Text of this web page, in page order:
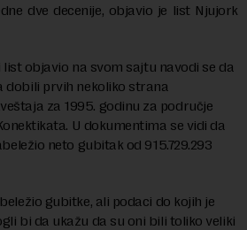
dve decenije, objavio je list Njujork
objavio na svom sajtu navodi se da
dobili prvih nekoliko strana
za 1995. godinu za područje
U dokumentima se vidi da
neto gubitak od 915.729.293
gubitke, ali podaci do kojih je
bi da ukažu da su oni bili toliko veliki